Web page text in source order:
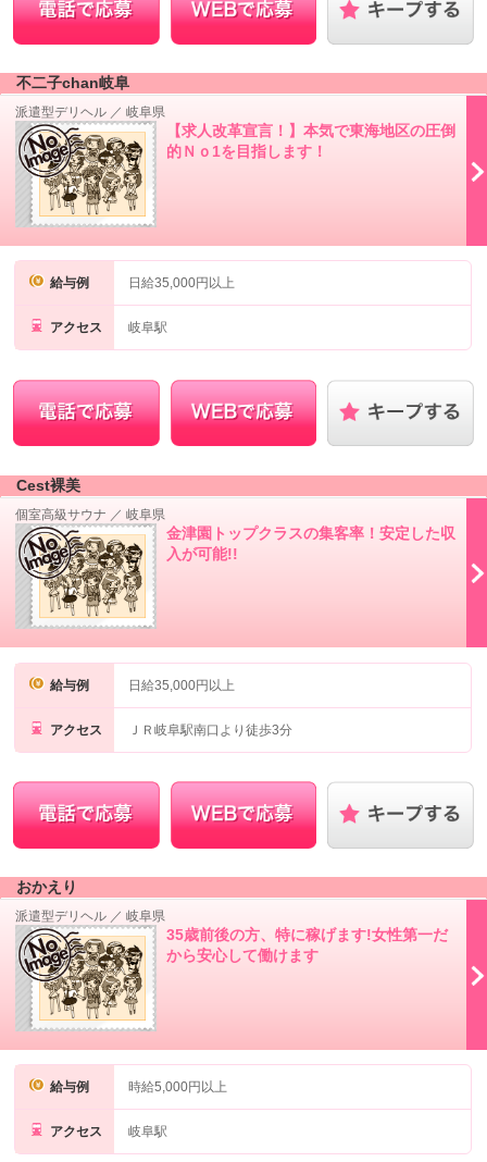
不二子chan岐阜
派遣型デリヘル ／岐阜県
【求人改革宣言！】本気で東海地区の圧倒
的Ｎｏ1を目指します！
給与例 日給35,000円以上
アクセス 岐阜駅
Cest裸美
個室高級サウナ ／岐阜県
金津園トップクラスの集客率！安定した収
入が可能!!
給与例 日給35,000円以上
アクセス ＪＲ岐阜駅南口より徒歩3分
おかえり
派遣型デリヘル ／岐阜県
35歳前後の方、特に稼げます!女性第一だ
から安心して働けます
給与例 時給5,000円以上
アクセス 岐阜駅